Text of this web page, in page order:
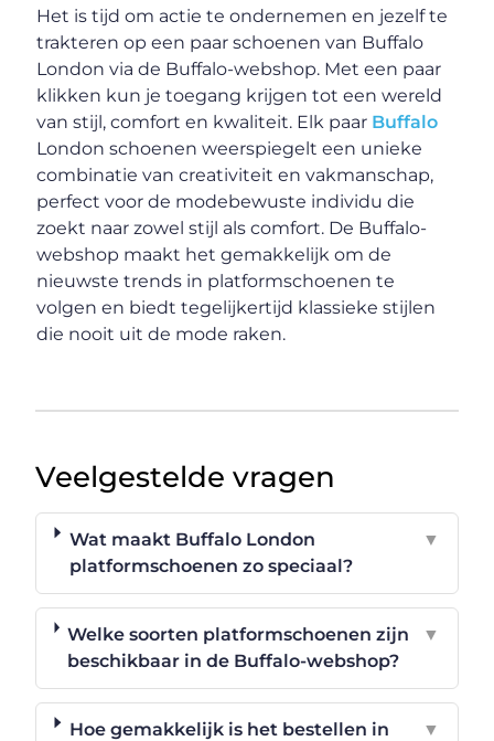
Het is tijd om actie te ondernemen en jezelf te
trakteren op een paar schoenen van Buffalo
London via de Buffalo-webshop. Met een paar
klikken kun je toegang krijgen tot een wereld
van stijl, comfort en kwaliteit. Elk paar Buffalo
London schoenen weerspiegelt een unieke
combinatie van creativiteit en vakmanschap,
perfect voor de modebewuste individu die
zoekt naar zowel stijl als comfort. De Buffalo-
webshop maakt het gemakkelijk om de
nieuwste trends in platformschoenen te
volgen en biedt tegelijkertijd klassieke stijlen
die nooit uit de mode raken.
Veelgestelde vragen
Wat maakt Buffalo London
platformschoenen zo speciaal?
▼
Welke soorten platformschoenen zijn
beschikbaar in de Buffalo-webshop?
▼
Hoe gemakkelijk is het bestellen in
▼